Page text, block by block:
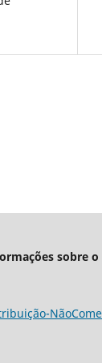
sobre